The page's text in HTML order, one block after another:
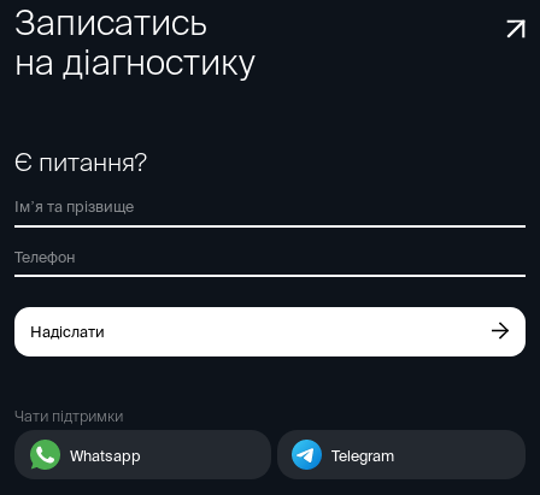
Записатись
на діагностику
Є питання?
Надіслати
Чати підтримки
Whatsapp Telegram